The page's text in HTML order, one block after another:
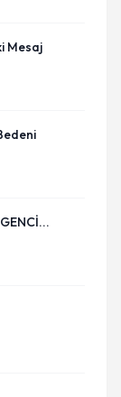
Mesaj